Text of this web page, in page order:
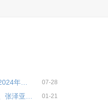
关于张泽亚同志通过2024年度广东... 07-28
01-21